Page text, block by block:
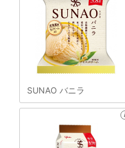
SUNAO バニラ